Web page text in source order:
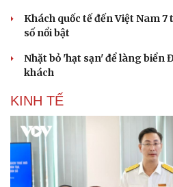
Khách quốc tế đến Việt Nam
số nổi bật
Nhặt bỏ 'hạt sạn' để làng biển
khách
KINH TẾ